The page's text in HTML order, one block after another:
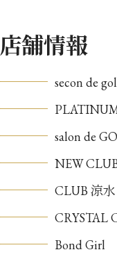
店舗情報
secon de
salon de
NEW
CLUB 涼水
CRYSTAL
Bond Girl